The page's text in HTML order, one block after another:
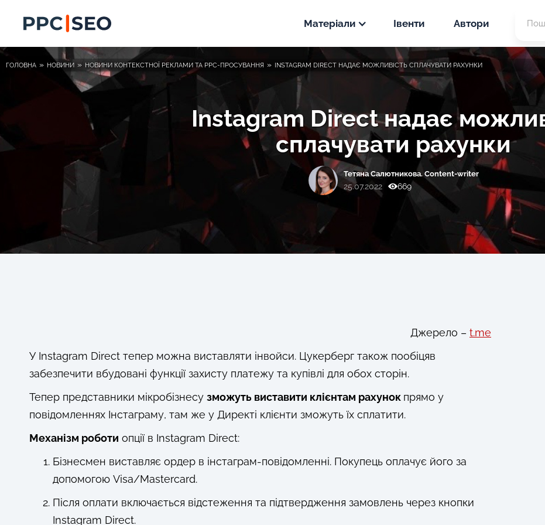
Матеріали
Новини
PPC
SEO
Кейси
PPC
SEO
Івенти Автори
ГОЛОВНА » НОВИНИ » НОВИНИ КОНТЕКСТНОЇ РЕКЛАМИ ТА PPC-ПРОСУВАННЯ » INSTAGRAM DIRECT НАДАЄ МОЖЛИВІСТЬ СПЛАЧУВАТИ РАХУНКИ
Instagram Direct надає
сплачувати рахунки
Тетяна Салютникова. Content-writer
25.07.2022 669
Джерело – t.me
У Instagram Direct тепер можна виставляти інвойси. Цукерберг також пообіцяв
забезпечити вбудовані функції захисту платежу та купівлі для обох сторін.
Тепер представники мікробізнесу зможуть виставити клієнтам рахунок прямо у
повідомленнях Інстаграму, там же у Директі клієнти зможуть їх сплатити.
Механізм роботи опції в Instagram Direct:
Бізнесмен виставляє ордер в інстаграм-повідомленні. Покупець оплачує його за
допомогою Visa/Mastercard.
Після оплати включається відстеження та підтвердження замовлень через кнопки
Instagram Direct.